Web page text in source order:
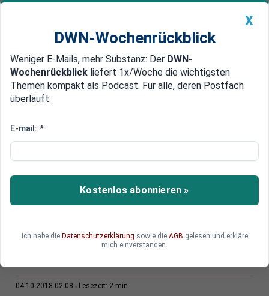
Newsticker MEIN DWN: Geldanlage Premium
Edelmetalle DWN-Magazin China
Folge des Abgas-Skandals
Absatz von Neuwagen bricht im
September ein
Die deutschen Konsumenten sind wegen des
04.10.2018 02:08 Lesezeit: 2 min
X
DWN-Wochenrückblick
Weniger E-Mails, mehr Substanz: Der DWN-
Wochenrückblick liefert 1x/Woche die wichtigsten
Themen kompakt als Podcast. Für alle, deren Postfach
überläuft.
E-mail: *
Kostenlos abonnieren »
Ich habe die Datenschutzerklärung sowie die AGB gelesen und erkläre
mich einverstanden.